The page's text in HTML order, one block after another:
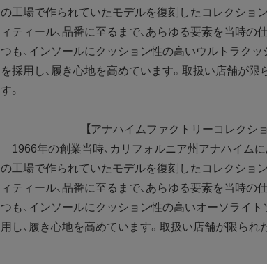
の工場で作られていたモデルを復刻したコレクション
ィティール、品番に至るまで、あらゆる要素を当時の
つも、インソールにクッション性の高いウルトラク
を採用し、履き心地を高めています。取扱い店舗が限
す。
【アナハイムファクトリーコレクショ
1966年の創業当時、カリフォルニア州アナハイム
の工場で作られていたモデルを復刻したコレクション
ィティール、品番に至るまで、あらゆる要素を当時の
つも、インソールにクッション性の高いオーソライ
用し、履き心地を高めています。取扱い店舗が限られ